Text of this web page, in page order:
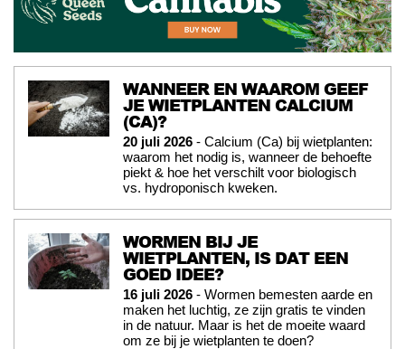
WANNEER EN WAAROM GEEF
JE WIETPLANTEN CALCIUM
(CA)?
20 juli 2026 - Calcium (Ca) bij wietplanten:
waarom het nodig is, wanneer de behoefte
piekt & hoe het verschilt voor biologisch
vs. hydroponisch kweken.
WORMEN BIJ JE
WIETPLANTEN, IS DAT EEN
GOED IDEE?
16 juli 2026 - Wormen bemesten aarde en
maken het luchtig, ze zijn gratis te vinden
in de natuur. Maar is het de moeite waard
om ze bij je wietplanten te doen?